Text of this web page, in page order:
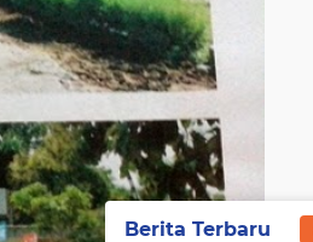
Berita Terbaru